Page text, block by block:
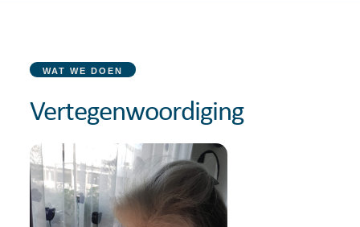
WAT WE DOEN
Vertegenwoordiging